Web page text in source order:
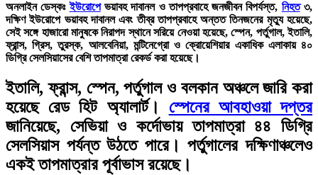
অনলাইন ডেস্কঃইউরোপেভয়াবহ দাবানল ও তাপপ্রবাহে জনজীবন বিপর্যস্ত, নিহত৩,
দক্ষিণ ইউরোপে ভয়াবহ দাবানল এবং তীব্র তাপপ্রবাহে অন্তত তিনজনের মৃত্যু হয়েছে,
সেই সঙ্গে হাজারো মানুষকে নিরাপদ স্থানে সরিয়ে নেওয়া হয়েছে, স্পেন, পর্তুগাল, ইতালি,
ফ্রান্স, গ্রিস, তুরস্ক, আলবেনিয়া, মন্টিনেগ্রো ও ক্রোয়েশিয়ার একাধিক এলাকায় ৪০
ডিগ্রি সেলসিয়াসের বেশি তাপমাত্রা রেকর্ড করা হয়েছে।
ইতালি, ফ্রান্স, স্পেন, পর্তুগাল ও বলকান অঞ্চলে জারি করা
হয়েছে রেড হিট অ্যালার্ট। স্পেনের আবহাওয়া দপ্তর
জানিয়েছে, সেভিয়া ও কর্দোভায় তাপমাত্রা ৪৪ ডিগ্রি
সেলসিয়াস পর্যন্ত উঠতে পারে। পর্তুগালের দক্ষিণাঞ্চলেও
একই তাপমাত্রার পূর্বাভাস রয়েছে।